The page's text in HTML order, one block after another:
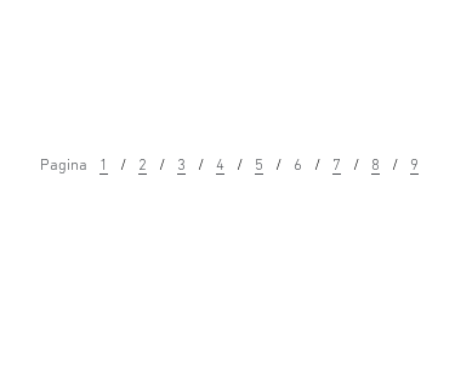
Pagina 1 2 3 4 5 6 7 8 9